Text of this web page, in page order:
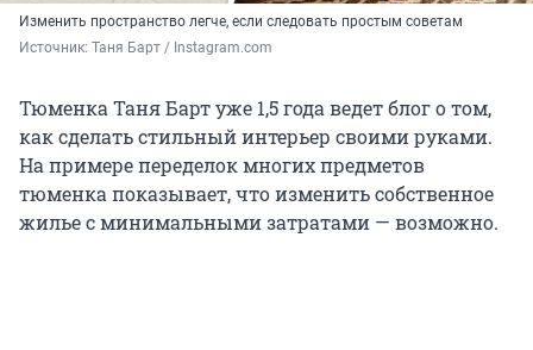
Изменить пространство легче, если следовать простым советам
Источник: Таня Барт / Instagram.com
Тюменка Таня Барт уже 1,5 года ведет блог о том,
как сделать стильный интерьер своими руками.
На примере переделок многих предметов
тюменка показывает, что изменить собственное
жилье с минимальными затратами — возможно.